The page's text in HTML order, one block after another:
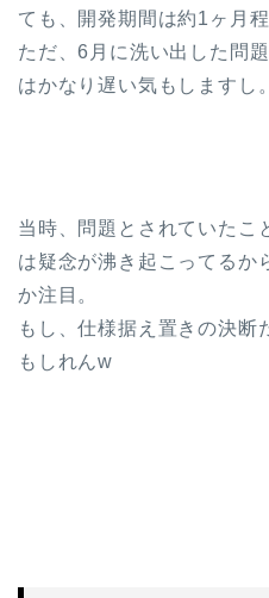
ても、開発期間は約1ヶ月
ただ、6月に洗い出した問
はかなり遅い気もしますし。
当時、問題とされていたこ
は疑念が沸き起こってるか
か注目。
もし、仕様据え置きの決断
もしれんw